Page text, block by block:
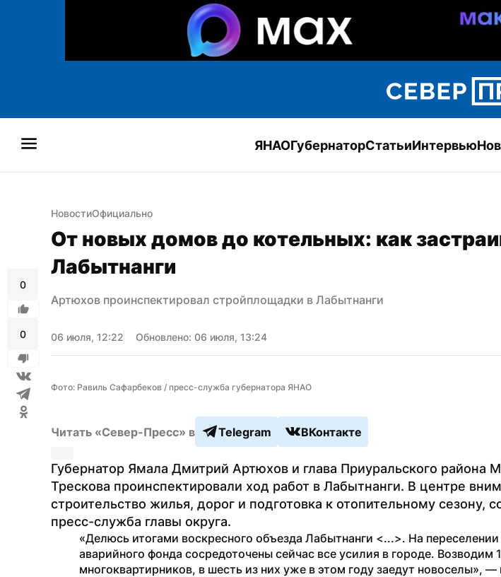
ЯНАОГубернаторСтатьиИнтервью
0
0
НовостиОфициально
От новых домов до котельных: как
Лабытнанги
Артюхов проинспектировал стройплощадки в Лабытнанги
06 июля, 12:22 Обновлено: 06 июля, 13:24
Фото: Равиль Сафарбеков / пресс-служба губернатора ЯНАО
Читать «Север-Пресс» в Telegram ВКонтакте
Губернатор Ямала Дмитрий Артюхов и глава Приуральского района
Трескова проинспектировали ход работ в Лабытнанги. В центре
строительство жилья, дорог и подготовка к отопительному сезону,
пресс-служба главы округа.
«Делюсь итогами воскресного объезда Лабытнанги <...>. На переселении
аварийного фонда сосредоточены сейчас все усилия в городе. Возводим
многоквартирников, в шесть из них уже в этом году заедут новоселы», —